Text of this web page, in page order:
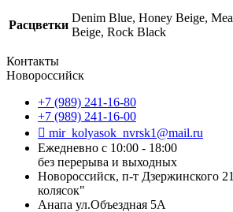
Расцветки
Denim Blue, Honey Beige,
Beige, Rock Black
Контакты
Новороссийск
+7 (989) 241-16-80
+7 (989) 241-16-00
mir_kolyasok_nvrsk1@mail.ru
Ежедневно с 10:00 - 18:00
без перерыва и выходных
Новороссийск, п-т Дзержинского
колясок"
Анапа ул.Объездная 5А